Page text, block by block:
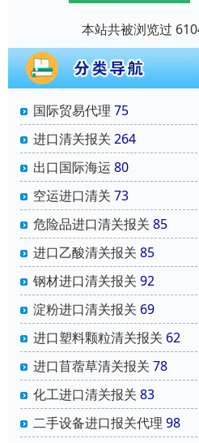
本站共被浏览过
国际贸易代理 75
进口清关报关 264
出口国际海运 80
空运进口清关 73
危险品进口清关报关 85
进口乙酸清关报关 85
钢材进口清关报关 92
淀粉进口清关报关 69
进口塑料颗粒清关报关 62
进口苜蓿草清关报关 78
化工进口清关报关 83
二手设备进口报关代理 98